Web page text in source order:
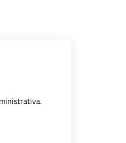
AMMINISTRATIVA